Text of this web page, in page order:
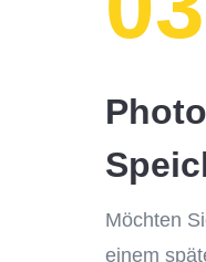
Möchten
einem